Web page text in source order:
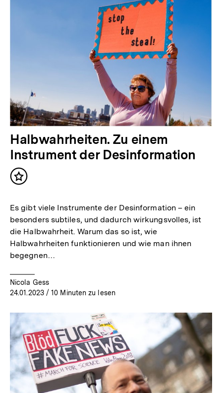
Halbwahrheiten. Zu einem
Instrument der Desinformation
Inhalt
Es gibt viele Instrumente der Desinformation – ein
besonders subtiles, und dadurch wirkungsvolles, ist
die Halbwahrheit. Warum das so ist, wie
Halbwahrheiten funktionieren und wie man ihnen
begegnen…
Nicola Gess
24.01.2023/ 10 Minuten zu lesen